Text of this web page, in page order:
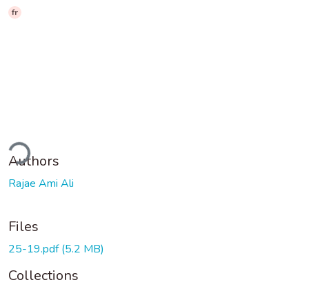
fr
Authors
Rajae Ami Ali
Files
25-19.pdf(5.2 MB)
Collections